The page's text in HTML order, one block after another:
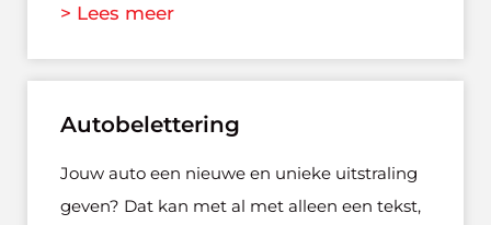
> Lees meer
Autobelettering
Jouw auto een nieuwe en unieke uitstraling
geven? Dat kan met al met alleen een tekst,